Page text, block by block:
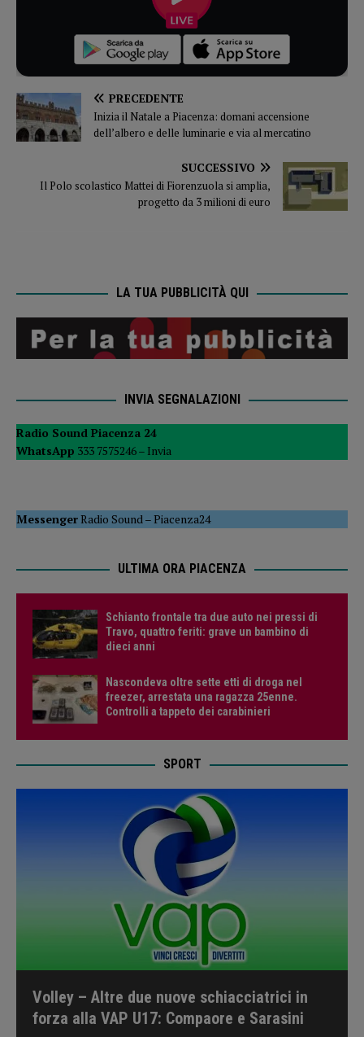
PRECEDENTE
Inizia il Natale a Piacenza: domani accensione
dell’albero e delle luminarie e via al mercatino
SUCCESSIVO
Il Polo scolastico Mattei di Fiorenzuola si amplia,
progetto da 3 milioni di euro
LA TUA PUBBLICITÀ QUI
INVIA SEGNALAZIONI
Radio Sound Piacenza 24
WhatsApp 333 7575246 – Invia
MessengerRadio Sound –Piacenza24
ULTIMA ORA PIACENZA
Schianto frontale tra due auto nei pressi di
Travo, quattro feriti: grave un bambino di
dieci anni
Nascondeva oltre sette etti di droga nel
freezer, arrestata una ragazza 25enne.
Controlli a tappeto dei carabinieri
SPORT
Volley – Altre due nuove schiacciatrici in
forza alla VAP U17: Compaore e Sarasini